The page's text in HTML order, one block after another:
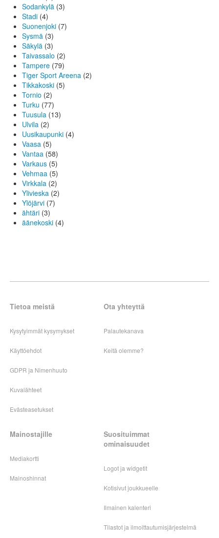
Sodankylä (3)
Stadi (4)
Suonenjoki (7)
Sysmä (3)
Säkylä (3)
Taivassalo (2)
Tampere (79)
Tiger Sport Areena (2)
Tikkakoski (5)
Tornio (2)
Turku (77)
Tuusula (13)
Ulvila (2)
Uusikaupunki (4)
Vaasa (5)
Vantaa (58)
Varkaus (5)
Vehmaa (5)
Virkkala (2)
Ylivieska (2)
Ylöjärvi (7)
ähtäri (3)
äänekoski (4)
Tietoa meistä
Kysytyimmät kysymykset
Käyttöehdot
GDPR ja Nimenhuuto
Kuvalähteet
Evästeasetukset
Ota yhteyttä
Palautekanava
Keitä olemme?
Mainostajille
Mediakortti
Mainoshinnat
Suosituimmat
ominaisuudet
Logot ja widgetit
Kotisivut joukkueelle
Ilmainen kalenteri
Tilastot ja ilmoittautumisjärjestelmä